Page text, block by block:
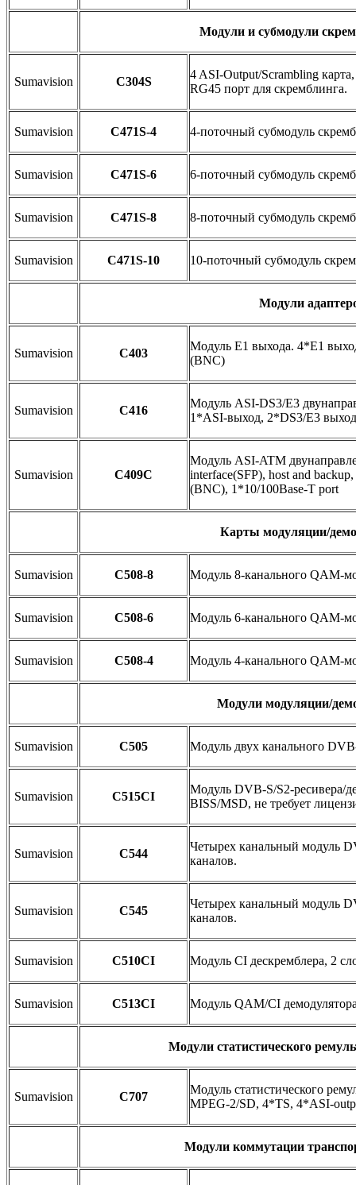
Модули и субмодули
Sumavision C304S
4 ASI-Output/Scrambling
RG45 порт для скремблинга.
Sumavision C471S-4 4-поточный субмодуль
Sumavision C471S-6 6-поточный субмодуль
Sumavision C471S-8 8-поточный субмодуль
Sumavision C471S-10 10-поточный субмодуль
Модули
Sumavision C403
Модуль E1 выхода. 4*E1
(BNC)
Sumavision C416
Модуль ASI-DS3/E3
1*ASI-выход, 2*DS3/E3
Sumavision C409C
Модуль ASI-ATM
interface(SFP), host and
(BNC), 1*10/100Base-T port
Карты модуляции/
Sumavision C508-8 Модуль 8-канального QAM-
Sumavision C508-6 Модуль 6-канального QAM-
Sumavision C508-4 Модуль 4-канального QAM-
Модули модуляции/
Sumavision C505 Модуль двух канального
Sumavision С515CI
Модуль DVB-S/S2-ресивера/
BISS/MSD, не требует
Sumavision С544
Четырех канальный модуль
каналов.
Sumavision С545
Четырех канальный модуль
каналов.
Sumavision C510CI Модуль CI дескремблера, 2
Sumavision C513CI Модуль QAM/CI
Модули статистического
Sumavision C707
Модуль статистического
MPEG-2/SD, 4*TS, 4*ASI-
Модули коммутации